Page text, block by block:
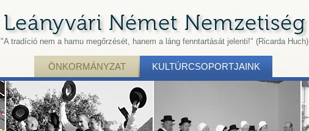
"A tradíció nem a hamu megőrzését, hanem a láng fenntartását jelenti!" (Ricarda Huch)
ÖNKORMÁNYZAT KULTÚRCSOPORTJAINK